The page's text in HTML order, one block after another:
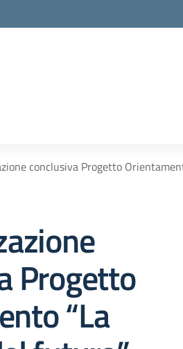
conclusiva Progetto
Progetto
“La